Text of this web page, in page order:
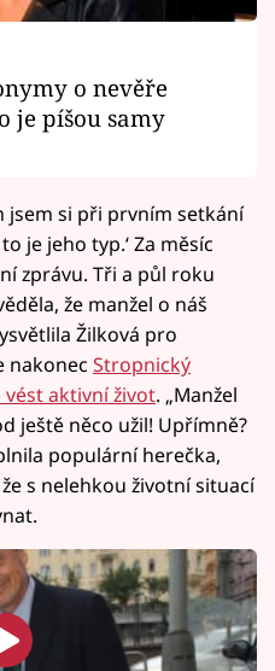
o nevěře
je píšou samy
jsem si při prvním setkání
je jeho typ.‘ Za měsíc
zprávu. Tři a půl roku
že manžel o náš
Žilková pro
nakonec Stropnický
vést aktivní život. „Manžel
ještě něco užil! Upřímně?
populární herečka,
s nelehkou životní situací